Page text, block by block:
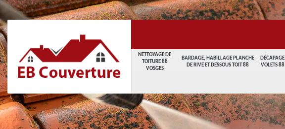
NETTOYAGE DE
TOITURE 88
VOSGES
BARDAGE, HABILLAGE PLANCHE
DE RIVE ET DESSOUS TOIT 88
DÉCAPAGE
VOLETS 88